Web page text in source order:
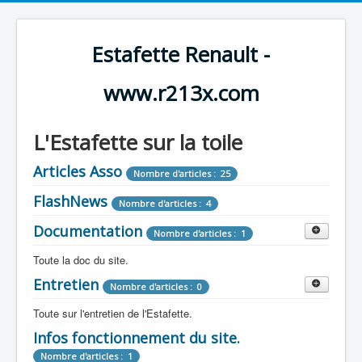
Estafette Renault -
www.r213x.com
L'Estafette sur la toile
Articles Asso Nombre d'articles : 25
FlashNews Nombre d'articles : 4
Documentation Nombre d'articles : 1
Toute la doc du site.
Revue de Presse Nombre d'articles : 9
Tous les articles que l'on a vu sur l'estafette !
Camping Car Nombre d'articles : 3
Entretien Nombre d'articles : 0
Toute sur l'entretien de l'Estafette.
Mécanique Nombre d'articles : 0
Infos fonctionnement du site.
Nombre d'articles : 1